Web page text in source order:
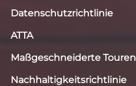
Datenschutzrichtlinie
ATTA
Maßgeschneiderte Touren
Nachhaltigkeitsrichtlinie